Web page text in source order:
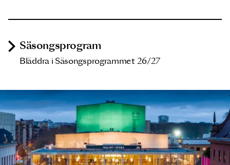
Säsongsprogram
Bläddra i Säsongsprogrammet 26/27